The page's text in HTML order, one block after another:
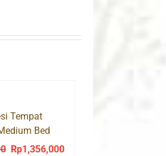
Tempat
Bed
Orbitrend
Original
Rp1,356,000Current